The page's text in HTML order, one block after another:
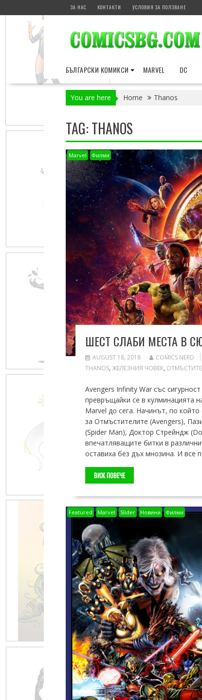
to
ЗА НАС КОНТАКТИ УСЛОВИЯ ЗА ПОЛЗВАНЕ
БЪЛГАРСКИ КОМИКСИ MARVEL DC
You are here Home Thanos
TAG:THANOS
Marvel Филми
ШЕСТ СЛАБИ МЕСТА В
AUGUST 18, 2018 COMICS NERD
THANOS, ЖЕЛЕЗНИЯ ЧОВЕК,
Avengers Infinity War със
превръщайки се в кулминацията
Marvel до сега. Начинът, по
за Отмъстителите (Avengers),
(Spider Man), Доктор Стрейндж
впечатляващите битки в
оставиха без дъх мнозина. И все
ВИЖ ПОВЕЧЕ
Featured Marvel Slider Новини Филми